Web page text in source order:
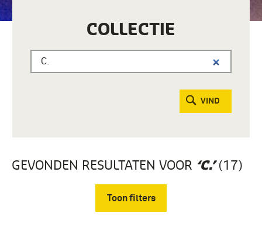
COLLECTIE
VIND
GEVONDEN RESULTATEN VOOR ‘C.’(17)
Toon filters